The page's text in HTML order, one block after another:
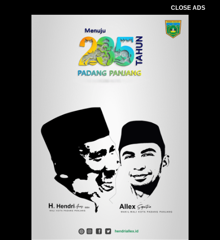
CLOSE ADS